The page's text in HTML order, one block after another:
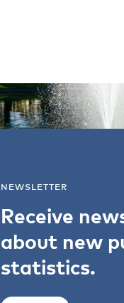
NEWSLETTER
Receive
about new
statistics.